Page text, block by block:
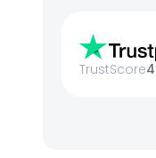
TrustScore